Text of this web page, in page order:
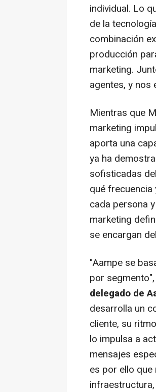
individual. Lo
de la
combinación
producción
marketing.
agentes, y nos
Mientras que
marketing
aporta una
ya ha
sofisticadas
qué frecuencia
cada persona
marketing
se encargan
"Aampe se
por segmento",
delegado de
desarrolla un
cliente, su
lo impulsa a
mensajes
es por ello